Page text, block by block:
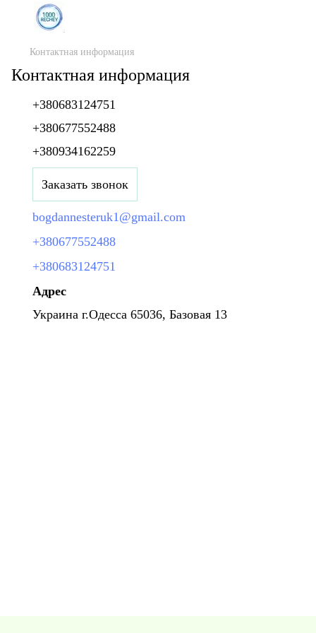
Контактная информация
Контактная информация
+380683124751
+380677552488
+380934162259
Заказать звонок
bogdannesteruk1@gmail.com
+380677552488
+380683124751
Адрес
Украина г.Одесса 65036, Базовая 13